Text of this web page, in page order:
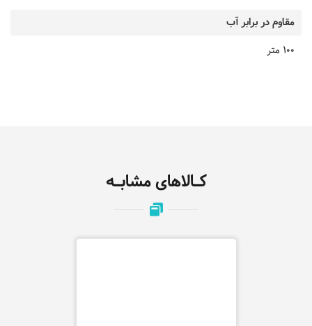
مقاوم در برابر آب
100 متر
کـالاهای مشابـه